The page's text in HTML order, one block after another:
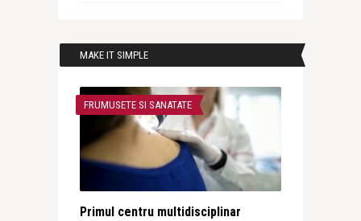
MAKE IT SIMPLE
FRUMUSETE SI SANATATE
Primul centru multidisciplinar